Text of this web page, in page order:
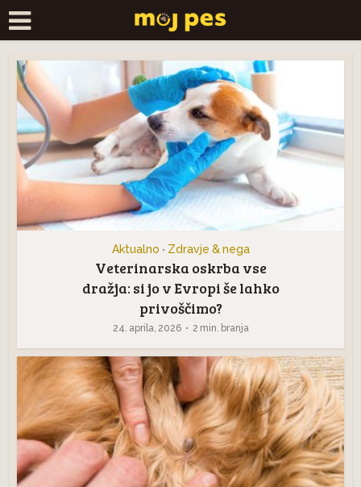
Aktualno • Zdravje & nega
Veterinarska oskrba vse
dražja: si jo v Evropi še lahko
privoščimo?
24. aprila, 2026 2 min. branja